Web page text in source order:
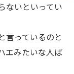
ないといってい
言っているのと
エみたいな人ば